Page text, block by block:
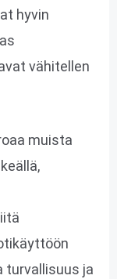
hyvin
vähitellen
muista
turvallisuus ja